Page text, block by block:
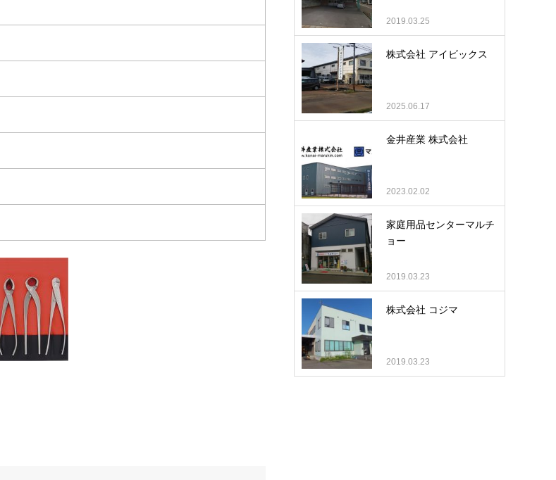
2019.03.25
株式会社 アイビックス
2025.06.17
金井産業 株式会社
2023.02.02
家庭用品センターマルチ
ョー
2019.03.23
株式会社 コジマ
2019.03.23